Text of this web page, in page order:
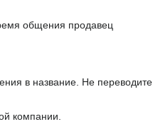
общения продавец
в название. Не переводите
компании.